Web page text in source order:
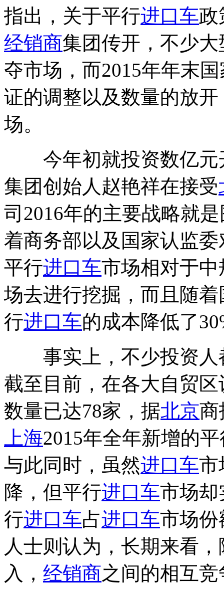
指出，关于平行进口车政
经销商集团传开，不少大
夺市场，而2015年年末
证的调整以及数量的放
场。
今年初就投资数亿元
集团创始人赵艳祥在接受
司2016年的主要战略就
着商务部以及国家认监
平行进口车市场相对于中
场去进行挖掘，而且随
行进口车的成本降低了
事实上，不少投资人
截至目前，在各大自贸
数量已达78家，据北京商
上海2015年全年新增的
与此同时，虽然进口车市
降，但平行进口车市场却
行进口车占进口车市场份
人士则认为，长期来看
入， 经销商之间的相互